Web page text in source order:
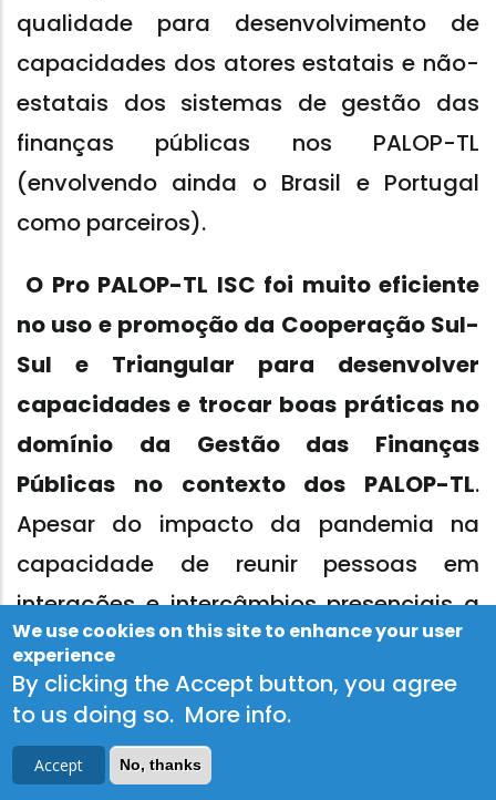
qualidade para desenvolvimento de
capacidades dos atores estatais e não-
estatais dos sistemas de gestão das
finanças públicas nos PALOP-TL
(envolvendo ainda o Brasil e Portugal
como parceiros).
O Pro PALOP-TL ISC foi muito eficiente
no uso e promoção da Cooperação Sul-
Sul e Triangular para desenvolver
capacidades e trocar boas práticas no
domínio da Gestão das Finanças
Públicas no contexto dos PALOP-TL.
Apesar do impacto da pandemia na
capacidade de reunir pessoas em
interações e intercâmbios presenciais a
nível nacional, mas também de viajar
internacionalmente, o Pro PALOP-TL ISC
foi capaz de reinventar rapidamente o
formato e a abordagem da sua lógica
We use cookies on this site to enhance your user
experience
By clicking the Accept button, you agree
to us doing so. More info.
Accept No, thanks